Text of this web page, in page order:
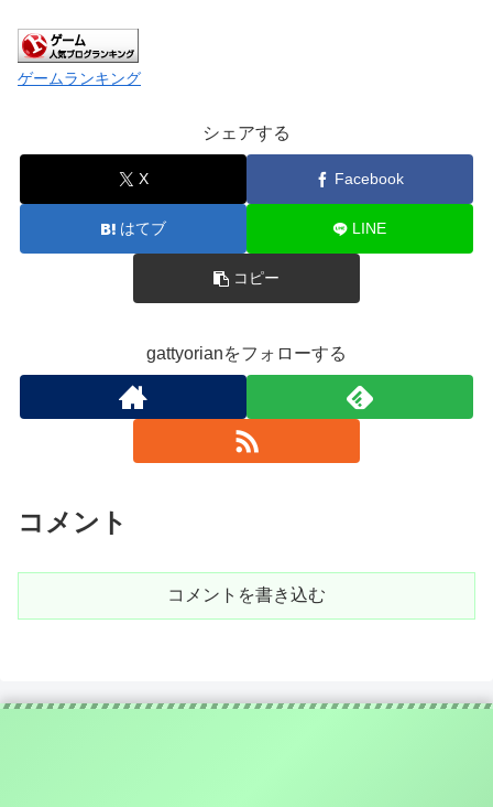
ゲームランキング
シェアする
X Facebook
はてブ LINE
コピー
gattyorianをフォローする
コメント
コメントを書き込む